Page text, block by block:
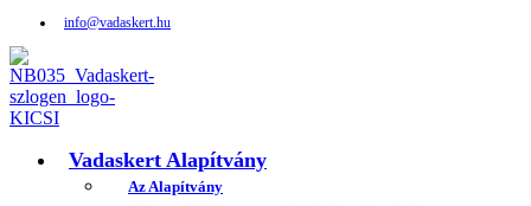
info@vadaskert.hu
Vadaskert Alapítvány
Az Alapítvány